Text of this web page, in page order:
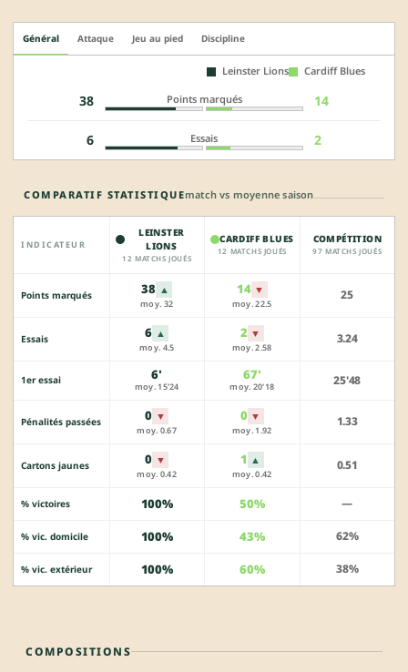
Général Attaque Jeu au pied Discipline
Leinster Lions Cardiff Blues
38 Points marqués 14
6 Essais 2
COMPARATIF STATISTIQUEmatch vs moyenne saison
INDICATEUR
LEINSTER
LIONS
12 MATCHS JOUÉS
CARDIFF BLUES
12 MATCHS JOUÉS
COMPÉTITION
97 MATCHS JOUÉS
Points marqués 38 ▲
moy. 32
14 ▼
moy. 22.5
25
Essais 6 ▲
moy. 4.5
2 ▼
moy. 2.58
3.24
1er essai 6'
moy. 15'24
67'
moy. 20'18 25'48
Pénalités passées 0 ▼
moy. 0.67
0 ▼
moy. 1.92
1.33
Cartons jaunes 0 ▼
moy. 0.42
1 ▲
moy. 0.42
0.51
% victoires 100% 50% —
% vic. domicile 100% 43% 62%
% vic. extérieur 100% 60% 38%
COMPOSITIONS